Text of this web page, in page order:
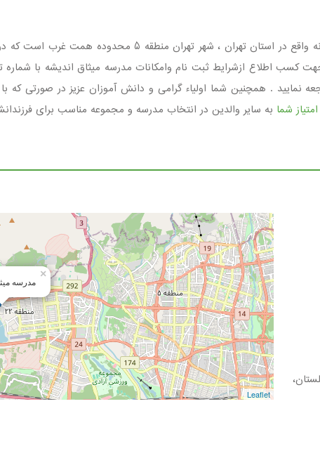
مدرسه میثاق اندیشه مجموعه ای غیردولتی ، پسرانه واقع
نمایید . همچنین شما اولیاء گرامی و دانش آموزان عزیز در صورتی که
شما به سایر والدین در انتخاب مدرسه و مجموعه مناسب برای
مدرسه
×
Leaflet